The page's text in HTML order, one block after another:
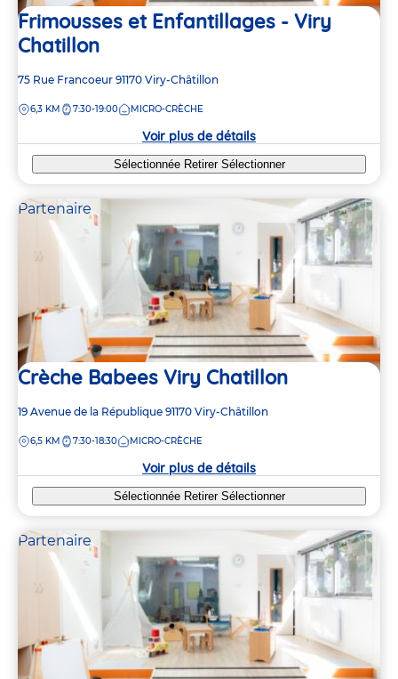
Frimousses et Enfantillages - Viry
Chatillon
Adresse
la
75 Rue Francoeur 91170 Viry-Châtillon
DISTANCE
6,3 KM 7:30-19:00 MICRO-CRÈCHE
Voir plus de détails
Sélectionnée Retirer Sélectionner
Partenaire
Crèche Babees Viry Chatillon
Adresse
la
19 Avenue de la République 91170 Viry-Châtillon
DISTANCE
6,5 KM 7:30-18:30 MICRO-CRÈCHE
Voir plus de détails
Sélectionnée Retirer Sélectionner
Partenaire